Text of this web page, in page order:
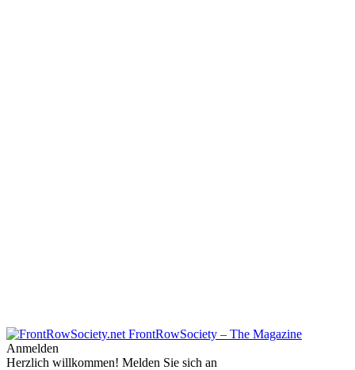
FrontRowSociety – The Magazine
Anmelden
Herzlich willkommen! Melden Sie sich an